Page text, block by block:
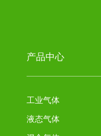
产品中心
工业气体
液态气体